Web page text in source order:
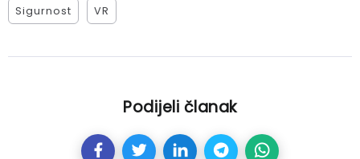
Sigurnost VR
Podijeli članak